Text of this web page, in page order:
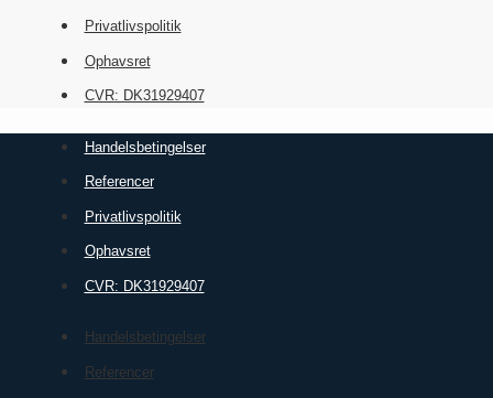
Privatlivspolitik
Ophavsret
CVR: DK31929407
Handelsbetingelser
Referencer
Privatlivspolitik
Ophavsret
CVR: DK31929407
Handelsbetingelser
Referencer